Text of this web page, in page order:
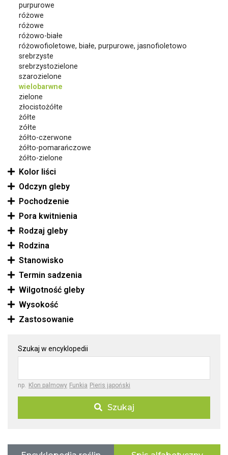
purpurowe
różowe
różowe
różowo-białe
różowofioletowe, białe, purpurowe, jasnofioletowo
srebrzyste
srebrzystozielone
szarozielone
wielobarwne
zielone
złocistożółte
żółte
zółte
żółto-czerwone
żółto-pomarańczowe
żółto-zielone
Kolor liści
Odczyn gleby
Pochodzenie
Pora kwitnienia
Rodzaj gleby
Rodzina
Stanowisko
Termin sadzenia
Wilgotność gleby
Wysokość
Zastosowanie
Szukaj w encyklopedii
np. Klon palmowy Funkia Pieris japoński
Szukaj